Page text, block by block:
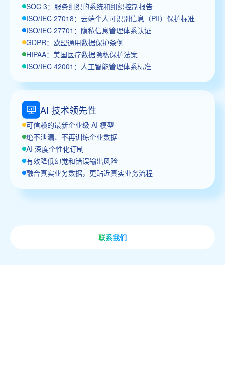
SOC 3：服务组织的系统和组织控制报告
ISO/IEC 27018：云端个人可识别信息（PII）保护标准
ISO/IEC 27701：隐私信息管理体系认证
GDPR：欧盟通用数据保护条例
HIPAA：美国医疗数据隐私保护法案
ISO/IEC 42001：人工智能管理体系标准
AI 技术领先性
可信赖的最新企业级 AI 模型
绝不泄漏、不再训练企业数据
AI 深度个性化订制
有效降低幻觉和错误输出风险
融合真实业务数据，更贴近真实业务流程
联系我们